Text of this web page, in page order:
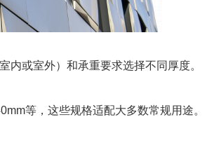
内或室外）和承重要求选择不同厚度。
等，这些规格适配大多数常规用途。